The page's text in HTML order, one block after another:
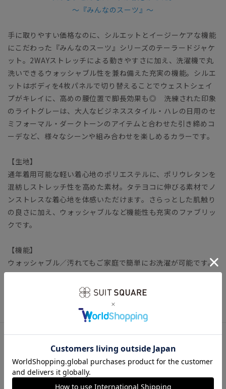
～『みんなのスーツ』～
手に取りやすい価格なのに、シルエットとイージーケアな機能
にこだわった『みんなのスーツ』シリーズのテーラードジャケ
ット。2WAYストレッチによる動きやすさに加え、洗濯機で丸
洗いできるウォッシャブル性を兼ね備えた充実の機能。シルエ
ットはボディを4枚パネルで切り替えることでウェストシェイ
プがキレイに、高めの腰位置で脚長効果も◎ 洗練された印象
のライトグレーは、大人なビジネススタイル・ハレの日用のセ
ミフォーマル・ダークトーンのアイテムと合わせた引き締めコ
ーデなど、様々なシーンや組み合わせを楽しめるカラーです。
【生地】
通年着用可能な軽い着心地のポリエステルに、ポリウレタンを
混紡しストレッチ性を高めた素材。タテヨコに伸びる素材でノ
ンストレスな着心地を体感いただけます。さらっとした肌触り
の良さに加え、ウォッシャブルなど機能性も充実のファブリッ
クです。
【機能】
ウォッシャブル／汚れてもご家庭で簡単にお洗濯が可能です。
レディーススーツ ビジネス オフィスカジュアル テーラー
ド オールシーズン エントリープライス
＊セット着用可（パンツは別売りとなります。）
パンツ：AOPS5574-B